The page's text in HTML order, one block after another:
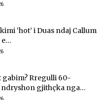
‘hot’ i Duas ndaj Callum
gabim? Rregulli 60-
ndryshon gjithçka nga...